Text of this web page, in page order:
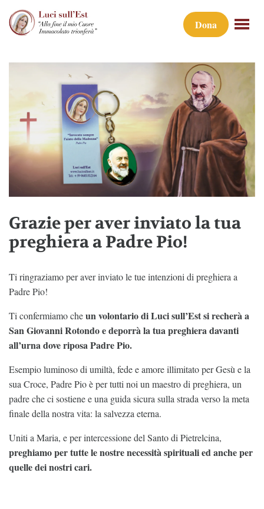
Dona
Grazie per aver inviato la tua
preghiera a Padre Pio!
Ti ringraziamo per aver inviato le tue intenzioni di preghiera a
Padre Pio!
Ti confermiamo cheun volontario di Luci sull’Est si recheràa
San Giovanni Rotondo e deporrà la tua preghiera davanti
all’urna dove riposa Padre Pio.
Esempio luminoso di umiltà, fede e amore illimitato per Gesù e la
sua Croce, Padre Pio è per tutti noi un maestro di preghiera, un
padre che ci sostiene e una guida sicura sulla strada verso la meta
finale della nostra vita: la salvezza eterna.
Uniti a Maria, e per intercessione del Santo di Pietrelcina,
preghiamo per tutte le nostre necessità spirituali ed anche per
quelle dei nostri cari.